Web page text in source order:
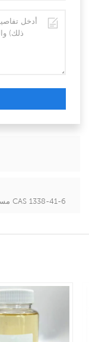
مستحلب سوربيتان أحادي ستيارات سبان 60 CAS 1338-41-6